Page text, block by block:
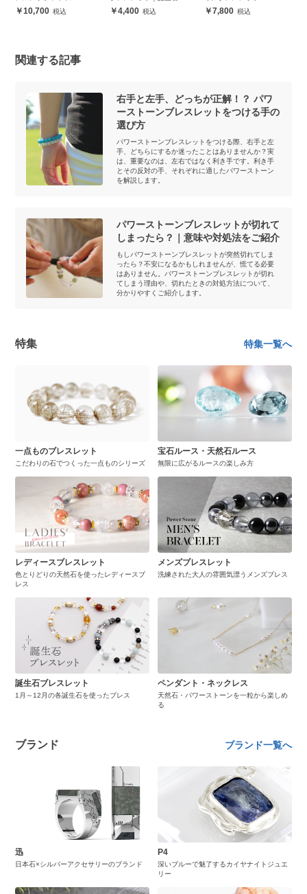
10,700 4,400 7,800
関連する記事
右手と左手、どっちが正解！？ パワ
ーストーンブレスレットをつける手の
選び方
パワーストーンブレスレットをつける際、右手と左
手、どちらにするか迷ったことはありませんか？実
は、重要なのは、左右ではなく利き手です。利き手
とその反対の手、それぞれに適したパワーストーン
を解説します。
パワーストーンブレスレットが切れて
しまったら？｜意味や対処法をご紹介
もしパワーストーンブレスレットが突然切れてしま
ったら？不安になるかもしれませんが、慌てる必要
はありません。パワーストーンブレスレットが切れ
てしまう理由や、切れたときの対処方法について、
分かりやすくご紹介します。
特集 特集一覧へ
一点ものブレスレット
こだわりの石でつくった一点ものシリーズ
宝石ルース・天然石ルース
無限に広がるルースの楽しみ方
レディースブレスレット
色とりどりの天然石を使ったレディースブ
レス
メンズブレスレット
洗練された大人の雰囲気漂うメンズブレス
誕生石ブレスレット
1月～12月の各誕生石を使ったブレス
ペンダント・ネックレス
天然石・パワーストーンを一粒から楽しめ
る
ブランド ブランド一覧へ
迅
日本石×シルバーアクセサリーのブランド
P4
深いブルーで魅了するカイヤナイトジュエ
リー